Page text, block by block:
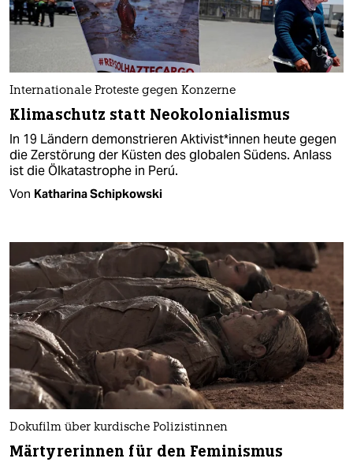
Internationale Proteste gegen Konzerne
Klimaschutz statt Neokolonialismus
In 19 Ländern demonstrieren Aktivist*in­nen heute gegen
die Zerstörung der Küsten des globalen Südens. Anlass
ist die Ölkatastrophe in Perú.
Von Katharina Schipkowski
Dokufilm über kurdische Polizistinnen
Märtyrerinnen für den Feminismus